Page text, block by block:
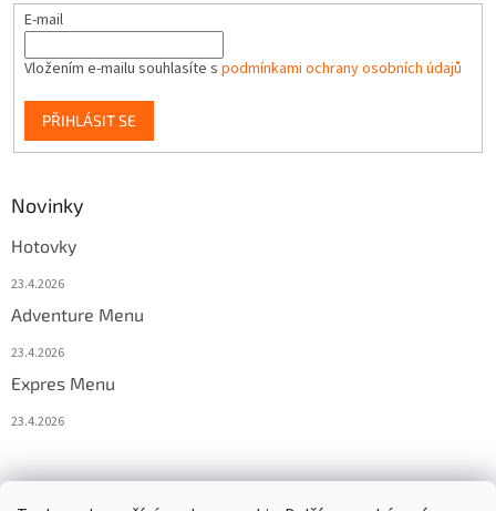
E-mail
Vložením e-mailu souhlasíte s podmínkami ochrany osobních údajů
PŘIHLÁSIT SE
Novinky
Hotovky
23.4.2026
Adventure Menu
23.4.2026
Expres Menu
23.4.2026